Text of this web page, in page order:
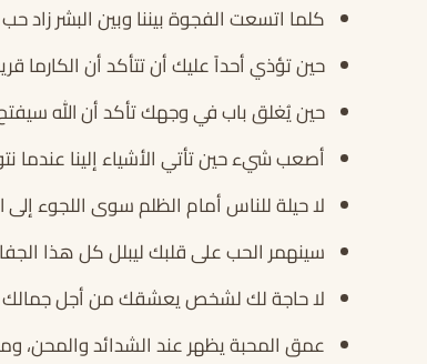
كلما اتسعت الفجوة بيننا وبين البشر زاد حب
حين تؤذي أحداً عليك أن تتأكد أن الكارما
حين يُغلق باب في وجهك تأكد أن الله
أصعب شيء حين تأتي الأشياء إلينا عندما
لا حيلة للناس أمام الظلم سوى اللجوء إلى
سينهمر الحب على قلبك ليبلل كل هذا
لا حاجة لك لشخص يعشقك من أجل
عمق المحبة يظهر عند الشدائد والمحن،